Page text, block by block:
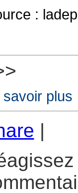
:
savoir plus
|